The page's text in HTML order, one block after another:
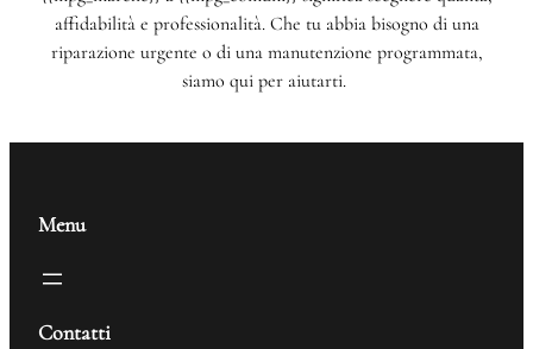
affidabilità e professionalità. Che tu abbia bisogno di una
riparazione urgente o di una manutenzione programmata,
siamo qui per aiutarti.
Menu
Contatti